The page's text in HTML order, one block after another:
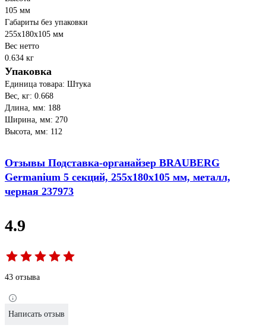
105 мм
Габариты без упаковки
255x180x105 мм
Вес нетто
0.634 кг
Упаковка
Единица товара: Штука
Вес, кг: 0.668
Длина, мм: 188
Ширина, мм: 270
Высота, мм: 112
Отзывы Подставка-органайзер BRAUBERG
Germanium 5 секций, 255x180x105 мм, металл,
черная 237973
4.9
43 отзыва
Написать отзыв